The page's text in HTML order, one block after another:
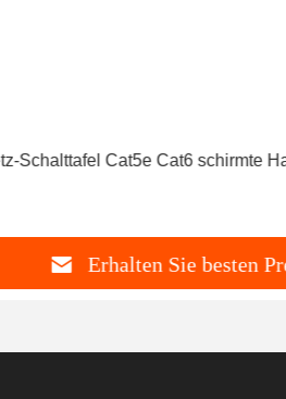
Schalttafel Cat5e Cat6 schirmte
Erhalten Sie besten